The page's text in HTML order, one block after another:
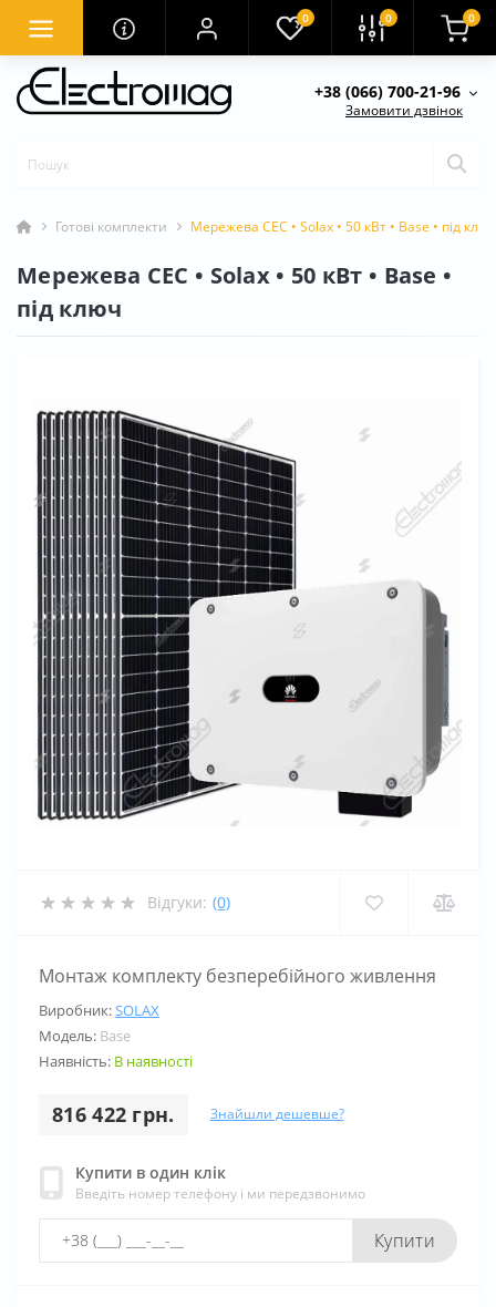
0 0 0
+38 (066) 700-21-96
Замовити дзвінок
Готові комплекти Мережева СЕС • Solax • 50 кВт • Base • під ключ
Мережева СЕС • Solax • 50 кВт • Base •
під ключ
Відгуки: (0)
Монтаж комплекту безперебійного живлення
Виробник:SOLAX
Модель: Base
Наявність: В наявності
816 422 грн. Знайшли дешевше?
Купити в один клік
Введіть номер телефону і ми передзвонимо
Купити